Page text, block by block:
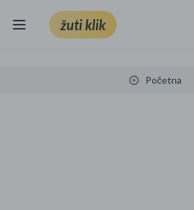
žuti klik
Početna